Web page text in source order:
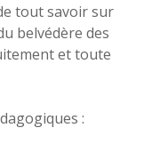
tout savoir sur
belvédère des
et toute
: